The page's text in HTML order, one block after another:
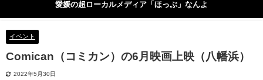
愛媛の超ローカルメディア「ほっぷ」なんよ
イベント
Comican（コミカン）の6月映画上映（八幡浜）
2022年5月30日